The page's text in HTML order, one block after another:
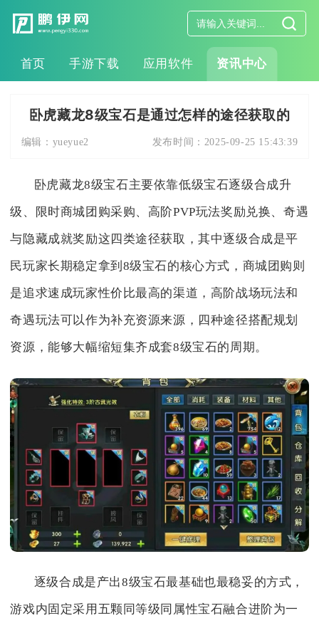
首页 手游下载 应用软件 资讯中心
卧虎藏龙8级宝石是通过怎样的途径获取的
编辑： yueyue2 发布时间： 2025-09-25 15:43:39
卧虎藏龙8级宝石主要依靠低级宝石逐级合成升
级、限时商城团购采购、高阶PVP玩法奖励兑换、奇遇
与隐藏成就奖励这四类途径获取，其中逐级合成是平
民玩家长期稳定拿到8级宝石的核心方式，商城团购则
是追求速成玩家性价比最高的渠道，高阶战场玩法和
奇遇玩法可以作为补充资源来源，四种途径搭配规划
资源，能够大幅缩短集齐成套8级宝石的周期。
逐级合成是产出8级宝石最基础也最稳妥的方式，
游戏内固定采用五颗同等级同属性宝石融合进阶为一